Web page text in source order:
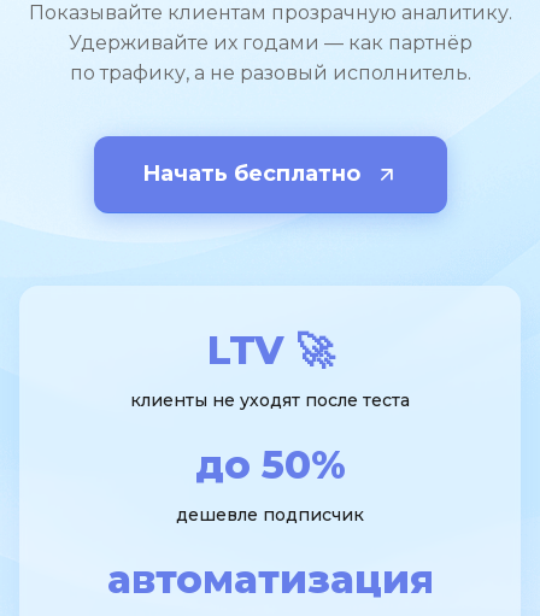
Показывайте клиентам прозрачную аналитику.
Удерживайте их годами — как партнёр
по трафику, а не разовый исполнитель.
Начать бесплатно
LTV 🚀
клиенты не уходят после теста
до 50%
дешевле подписчик
автоматизация